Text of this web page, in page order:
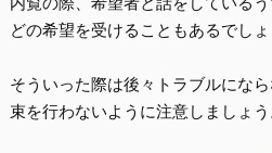
どの希望を受けることもあるでしょ
そういった際は後々トラブルにな
束を行わないように注意しましょう